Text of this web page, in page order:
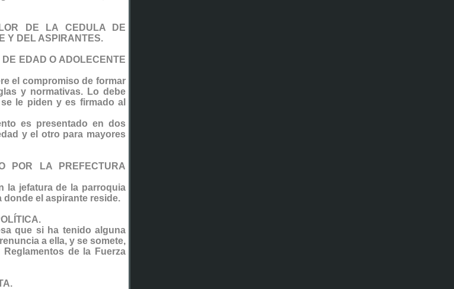
DE LA CEDULA DE
Y DEL ASPIRANTES.
DE EDAD O ADOLECENTE
el compromiso de formar
y normativas. Lo debe
le piden y es firmado al
es presentado en dos
y el otro para mayores
POR LA PREFECTURA
la jefatura de la parroquia
donde el aspirante reside.
que si ha tenido alguna
a ella, y se somete,
de la Fuerza